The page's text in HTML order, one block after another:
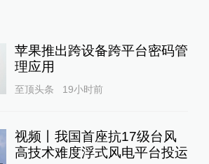
苹果推出跨设备跨平台密码管
理应用
至顶头条 19小时前
视频丨我国首座抗17级台风
高技术难度浮式风电平台投运